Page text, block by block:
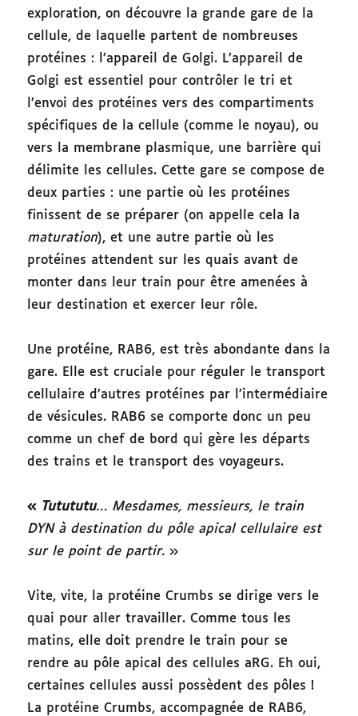
exploration, on découvre la grande gare de la
cellule, de laquelle partent de nombreuses
protéines : l’appareil de Golgi. L’appareil de
Golgi est essentiel pour contrôler le tri et
l’envoi des protéines vers des compartiments
spécifiques de la cellule (comme le noyau), ou
vers la membrane plasmique, une barrière qui
délimite les cellules. Cette gare se compose de
deux parties : une partie où les protéines
finissent de se préparer (on appelle cela la
maturation), et une autre partie où les
protéines attendent sur les quais avant de
monter dans leur train pour être amenées à
leur destination et exercer leur rôle.
Une protéine, RAB6, est très abondante dans la
gare. Elle est cruciale pour réguler le transport
cellulaire d’autres protéines par l’intermédiaire
de vésicules. RAB6 se comporte donc un peu
comme un chef de bord qui gère les départs
des trains et le transport des voyageurs.
« Tutututu… Mesdames, messieurs, le train
DYN à destination du pôle apical cellulaire est
sur le point de partir.»
Vite, vite, la protéine Crumbs se dirige vers le
quai pour aller travailler. Comme tous les
matins, elle doit prendre le train pour se
rendre au pôle apical des cellules aRG. Eh oui,
certaines cellules aussi possèdent des pôles !
La protéine Crumbs, accompagnée de RAB6,